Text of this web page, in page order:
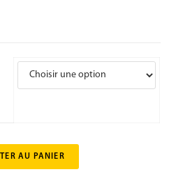
AU PANIER